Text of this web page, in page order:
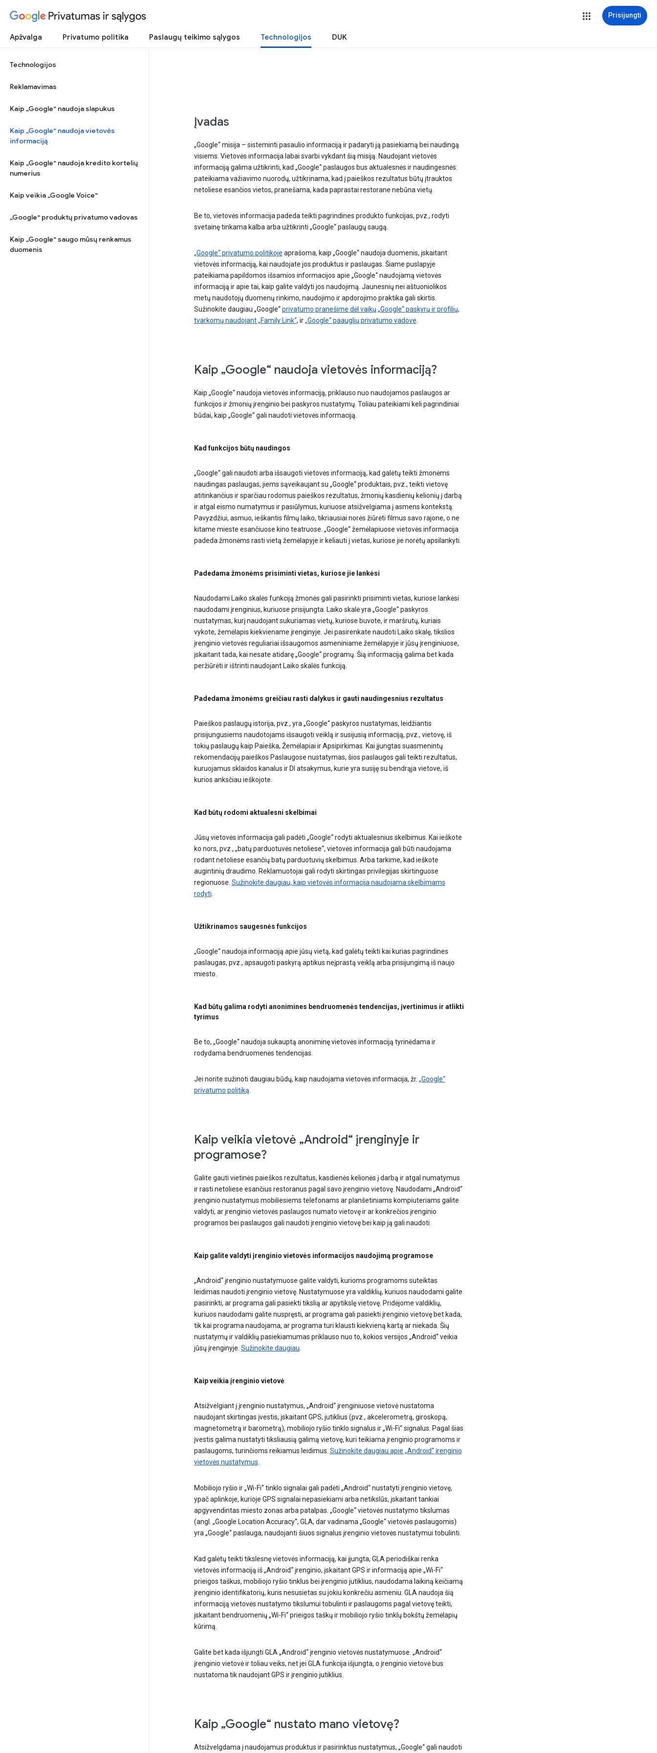
Privatumas ir sąlygos Prisijungti
Apžvalga Privatumo politika Paslaugų teikimo sąlygos Technologijos DUK
Technologijos
Reklamavimas
Kaip „Google“ naudoja slapukus
Kaip „Google“ naudoja vietovės
informaciją
Kaip „Google“ naudoja kredito kortelių
numerius
Kaip veikia „Google Voice“
„Google“ produktų privatumo vadovas
Kaip „Google“ saugo mūsų renkamus
duomenis
Įvadas
„Google“ misija – sisteminti pasaulio informaciją ir padaryti ją pasiekiamą bei naudingą
visiems. Vietovės informacija labai svarbi vykdant šią misiją. Naudojant vietovės
informaciją galima užtikrinti, kad „Google“ paslaugos bus aktualesnės ir naudingesnės:
pateikiama važiavimo nuorodų, užtikrinama, kad į paieškos rezultatus būtų įtrauktos
netoliese esančios vietos, pranešama, kada paprastai restorane nebūna vietų.
Be to, vietovės informacija padeda teikti pagrindines produkto funkcijas, pvz., rodyti
svetainę tinkama kalba arba užtikrinti „Google“ paslaugų saugą.
„Google“ privatumo politikoje aprašoma, kaip „Google“ naudoja duomenis, įskaitant
vietovės informaciją, kai naudojate jos produktus ir paslaugas. Šiame puslapyje
pateikiama papildomos išsamios informacijos apie „Google“ naudojamą vietovės
informaciją ir apie tai, kaip galite valdyti jos naudojimą. Jaunesnių nei aštuoniolikos
metų naudotojų duomenų rinkimo, naudojimo ir apdorojimo praktika gali skirtis.
Sužinokite daugiau „Google“privatumo pranešime dėl vaikų „Google“ paskyrų ir profilių,
tvarkomų naudojant „Family Link“, ir„Google“ paauglių privatumo vadove
Kaip „Google“ naudoja vietovės informaciją?
Kaip „Google“ naudoja vietovės informaciją, priklauso nuo naudojamos paslaugos ar
funkcijos ir žmonių įrenginio bei paskyros nustatymų. Toliau pateikiami keli pagrindiniai
būdai, kaip „Google“ gali naudoti vietovės informaciją.
Kad funkcijos būtų naudingos
„Google“ gali naudoti arba išsaugoti vietovės informaciją, kad galėtų teikti žmonėms
naudingas paslaugas, jiems sąveikaujant su „Google“ produktais, pvz., teikti vietovę
atitinkančius ir sparčiau rodomus paieškos rezultatus, žmonių kasdienių kelionių į darbą
ir atgal eismo numatymus ir pasiūlymus, kuriuose atsižvelgiama į asmens kontekstą.
Pavyzdžiui, asmuo, ieškantis filmų laiko, tikriausiai norės žiūrėti filmus savo rajone, o ne
kitame mieste esančiuose kino teatruose. „Google“ žemėlapiuose vietovės informacija
padeda žmonėms rasti vietą žemėlapyje ir keliauti į vietas, kuriose jie norėtų apsilankyti.
Padedama žmonėms prisiminti vietas, kuriose jie lankėsi
Naudodami Laiko skalės funkciją žmonės gali pasirinkti prisiminti vietas, kuriose lankėsi
naudodami įrenginius, kuriuose prisijungta. Laiko skalė yra „Google“ paskyros
nustatymas, kurį naudojant sukuriamas vietų, kuriose buvote, ir maršrutų, kuriais
vykote, žemėlapis kiekviename įrenginyje. Jei pasirenkate naudoti Laiko skalę, tikslios
įrenginio vietovės reguliariai išsaugomos asmeniniame žemėlapyje ir jūsų įrenginiuose,
įskaitant tada, kai nesate atidarę „Google“ programų. Šią informaciją galima bet kada
peržiūrėti ir ištrinti naudojant Laiko skalės funkciją.
Padedama žmonėms greičiau rasti dalykus ir gauti naudingesnius rezultatus
Paieškos paslaugų istorija, pvz., yra „Google“ paskyros nustatymas, leidžiantis
prisijungusiems naudotojams išsaugoti veiklą ir susijusią informaciją, pvz., vietovę, iš
tokių paslaugų kaip Paieška, Žemėlapiai ir Apsipirkimas. Kai įjungtas suasmenintų
rekomendacijų paieškos Paslaugose nustatymas, šios paslaugos gali teikti rezultatus,
kuruojamus sklaidos kanalus ir DI atsakymus, kurie yra susiję su bendrąja vietove, iš
kurios anksčiau ieškojote.
Kad būtų rodomi aktualesni skelbimai
Jūsų vietovės informacija gali padėti „Google“ rodyti aktualesnius skelbimus. Kai ieškote
ko nors, pvz., „batų parduotuvės netoliese“, vietovės informacija gali būti naudojama
rodant netoliese esančių batų parduotuvių skelbimus. Arba tarkime, kad ieškote
augintinių draudimo. Reklamuotojai gali rodyti skirtingas privilegijas skirtinguose
regionuose. Sužinokite daugiau, kaip vietovės informacija naudojama skelbimams
rodyti
Užtikrinamos saugesnės funkcijos
„Google“ naudoja informaciją apie jūsų vietą, kad galėtų teikti kai kurias pagrindines
paslaugas, pvz., apsaugoti paskyrą aptikus neįprastą veiklą arba prisijungimą iš naujo
miesto.
Kad būtų galima rodyti anonimines bendruomenės tendencijas, įvertinimus ir atlikti
tyrimus
Be to, „Google“ naudoja sukauptą anoniminę vietovės informaciją tyrinėdama ir
rodydama bendruomenės tendencijas.
Jei norite sužinoti daugiau būdų, kaip naudojama vietovės informacija, žr. „Google“
privatumo politiką
Kaip veikia vietovė „Android“ įrenginyje ir
programose?
Galite gauti vietinės paieškos rezultatus, kasdienės kelionės į darbą ir atgal numatymus
ir rasti netoliese esančius restoranus pagal savo įrenginio vietovę. Naudodami „Android“
įrenginio nustatymus mobiliesiems telefonams ar planšetiniams kompiuteriams galite
valdyti, ar įrenginio vietovės paslaugos numato vietovę ir ar konkrečios įrenginio
programos bei paslaugos gali naudoti įrenginio vietovę bei kaip ją gali naudoti.
Kaip galite valdyti įrenginio vietovės informacijos naudojimą programose
„Android“ įrenginio nustatymuose galite valdyti, kurioms programoms suteiktas
leidimas naudoti įrenginio vietovę. Nustatymuose yra valdiklių, kuriuos naudodami galite
pasirinkti, ar programa gali pasiekti tikslią ar apytikslę vietovę. Pridėjome valdiklių,
kuriuos naudodami galite nuspręsti, ar programa gali pasiekti įrenginio vietovę bet kada,
tik kai programa naudojama, ar programa turi klausti kiekvieną kartą ar niekada. Šių
nustatymų ir valdiklių pasiekiamumas priklauso nuo to, kokios versijos „Android“ veikia
jūsų įrenginyje. Sužinokite daugiau
Kaip veikia įrenginio vietovė
Atsižvelgiant į įrenginio nustatymus, „Android“ įrenginiuose vietovė nustatoma
naudojant skirtingas įvestis, įskaitant GPS, jutiklius (pvz., akcelerometrą, giroskopą,
magnetometrą ir barometrą), mobiliojo ryšio tinklo signalus ir „Wi-Fi“ signalus. Pagal šias
įvestis galima nustatyti tiksliausią galimą vietovę, kuri teikiama įrenginio programoms ir
paslaugoms, turinčioms reikiamus leidimus. Sužinokite daugiau apie „Android“ įrenginio
vietovės nustatymus
Mobiliojo ryšio ir „Wi-Fi“ tinklo signalai gali padėti „Android“ nustatyti įrenginio vietovę,
ypač aplinkoje, kurioje GPS signalai nepasiekiami arba netikslūs, įskaitant tankiai
apgyvendintas miesto zonas arba patalpas. „Google“ vietovės nustatymo tikslumas
(angl. „Google Location Accuracy“, GLA, dar vadinama „Google“ vietovės paslaugomis)
yra „Google“ paslauga, naudojanti šiuos signalus įrenginio vietovės nustatymui tobulinti.
Kad galėtų teikti tikslesnę vietovės informaciją, kai įjungta, GLA periodiškai renka
vietovės informaciją iš „Android“ įrenginio, įskaitant GPS ir informaciją apie „Wi-Fi“
prieigos taškus, mobiliojo ryšio tinklus bei įrenginio jutiklius, naudodama laikiną keičiamą
įrenginio identifikatorių, kuris nesusietas su jokiu konkrečiu asmeniu. GLA naudoja šią
informaciją vietovės nustatymo tikslumui tobulinti ir paslaugoms pagal vietovę teikti,
įskaitant bendruomenių „Wi-Fi“ prieigos taškų ir mobiliojo ryšio tinklų bokštų žemėlapių
kūrimą.
Galite bet kada išjungti GLA „Android“ įrenginio vietovės nustatymuose. „Android“
įrenginio vietovė ir toliau veiks, net jei GLA funkcija išjungta, o įrenginio vietovė bus
nustatoma tik naudojant GPS ir įrenginio jutiklius.
Kaip „Google“ nustato mano vietovę?
Atsižvelgdama į naudojamus produktus ir pasirinktus nustatymus, „Google“ gali naudoti